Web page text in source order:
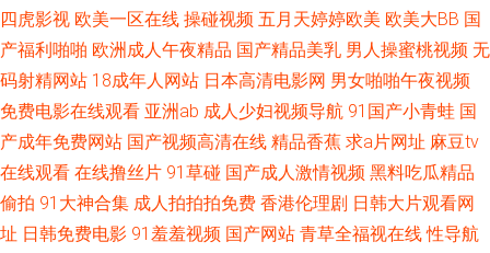
微拍视频 伊人在线成人av 色色视频自拍首页 欧美本土自拍 黄色小片8848 成
人电影青青草 91在线网站 亚洲毛片网站 色色国产传媒 欧美aa 久艹视屏 国
产精品乱轮 99人人操 一道本高清 日韩色片在线看 免费的瑟瑟的网站 黑丝系
列影音先锋 大香蕉AⅤ 97超碰资源站 亚洲黄页在线看 日韩精品色色网 男人
天堂超碰 海角社区猫先生 大香蕉五月天婷婷 97视频在线91 91av 五月天婷
四虎影视 欧美一区在线 操碰视频 五月天婷婷欧美 欧美大BB 国
产福利啪啪 欧洲成人午夜精品 国产精品美乳 男人操蜜桃视频 无
码射精网站 18成年人网站 日本高清电影网 男女啪啪午夜视频
免费电影在线观看 亚洲ab 成人少妇视频导航 91国产小青蛙 国
产成年免费网站 国产视频高清在线 精品香蕉 求a片网址 麻豆tv
在线观看 在线撸丝片 91草碰 国产成人激情视频 黑料吃瓜精品
偷拍 91大神合集 成人拍拍拍免费 香港伦理剧 日韩大片观看网
址 日韩免费电影 91羞羞视频 国产网站 青草全福视在线 性导航